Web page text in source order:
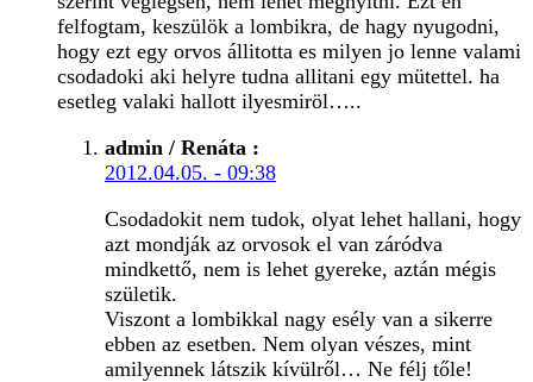
felfogtam, keszülök a lombikra, de hagy nyugodni,
hogy ezt egy orvos állitotta es milyen jo lenne valami
csodadoki aki helyre tudna allitani egy mütettel. ha
esetleg valaki hallott ilyesmiröl…..
admin / Renáta :
2012.04.05. - 09:38
Csodadokit nem tudok, olyat lehet hallani, hogy
azt mondják az orvosok el van záródva
mindkettő, nem is lehet gyereke, aztán mégis
születik.
Viszont a lombikkal nagy esély van a sikerre
ebben az esetben. Nem olyan vészes, mint
amilyennek látszik kívülről… Ne félj tőle!